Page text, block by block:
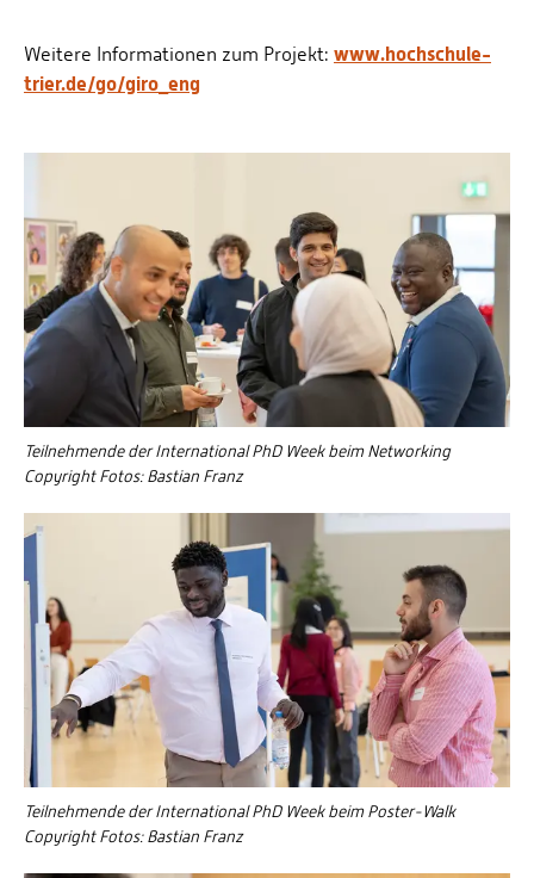
Weitere Informationen zum Projekt: www.hochschule-
trier.de/go/giro_eng
Teilnehmende der International PhD Week beim Networking
Copyright Fotos: Bastian Franz
Teilnehmende der International PhD Week beim Poster-Walk
Copyright Fotos: Bastian Franz